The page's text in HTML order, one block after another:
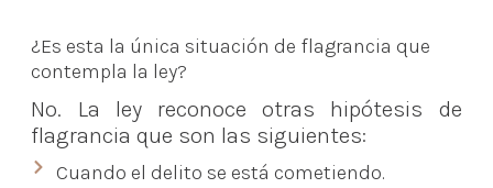
¿Es esta la única situación de flagrancia que
contempla la ley?
No. La ley reconoce otras hipótesis de
flagrancia que son las siguientes:
Cuando el delito se está cometiendo.